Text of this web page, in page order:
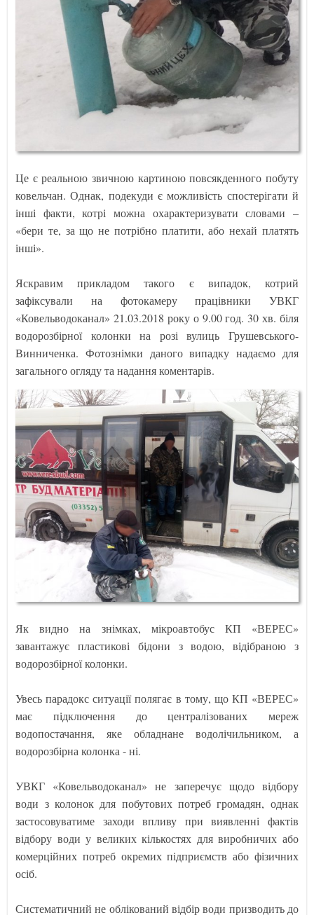
Це є реальною звичною картиною повсякденного побуту
ковельчан. Однак, подекуди є можливість спостерігати й
інші факти, котрі можна охарактеризувати словами –
«бери те, за що не потрібно платити, або нехай платять
інші».
Яскравим прикладом такого є випадок, котрий
зафіксували на фотокамеру працівники УВКГ
«Ковельводоканал» 21.03.2018 року о 9.00 год. 30 хв. біля
водорозбірної колонки на розі вулиць Грушевського-
Винниченка. Фотознімки даного випадку надаємо для
загального огляду та надання коментарів.
Як видно на знімках, мікроавтобус КП «ВЕРЕС»
завантажує пластикові бідони з водою, відібраною з
водорозбірної колонки.
Увесь парадокс ситуації полягає в тому, що КП «ВЕРЕС»
має підключення до централізованих мереж
водопостачання, яке обладнане водолічильником, а
водорозбірна колонка - ні.
УВКГ «Ковельводоканал» не заперечує щодо відбору
води з колонок для побутових потреб громадян, однак
застосовуватиме заходи впливу при виявленні фактів
відбору води у великих кількостях для виробничих або
комерційних потреб окремих підприємств або фізичних
осіб.
Систематичний не облікований відбір води призводить до